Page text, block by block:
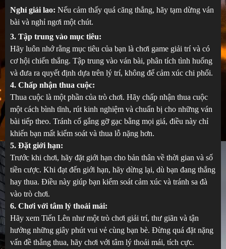
Nghỉ giải lao: Nếu cảm thấy quá căng thẳng, hãy tạm dừng ván
bài và nghỉ ngơi một chút.
3. Tập trung vào mục tiêu:
Hãy luôn nhớ rằng mục tiêu của bạn là chơi game giải trí và có
cơ hội chiến thắng. Tập trung vào ván bài, phân tích tình huống
và đưa ra quyết định dựa trên lý trí, không để cảm xúc chi phối.
4. Chấp nhận thua cuộc:
Thua cuộc là một phần của trò chơi. Hãy chấp nhận thua cuộc
một cách bình tĩnh, rút kinh nghiệm và chuẩn bị cho những ván
bài tiếp theo. Tránh cố gắng gỡ gạc bằng mọi giá, điều này chỉ
khiến bạn mất kiểm soát và thua lỗ nặng hơn.
5. Đặt giới hạn:
Trước khi chơi, hãy đặt giới hạn cho bản thân về thời gian và số
tiền cược. Khi đạt đến giới hạn, hãy dừng lại, dù bạn đang thắng
hay thua. Điều này giúp bạn kiểm soát cảm xúc và tránh sa đà
vào trò chơi.
6. Chơi với tâm lý thoải mái:
Hãy xem Tiến Lên như một trò chơi giải trí, thư giãn và tận
hưởng những giây phút vui vẻ cùng bạn bè. Đừng quá đặt nặng
vấn đề thắng thua, hãy chơi với tâm lý thoải mái, tích cực.